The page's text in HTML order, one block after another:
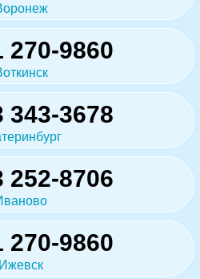
270-9860
343-3678
252-8706
270-9860
Ижевск